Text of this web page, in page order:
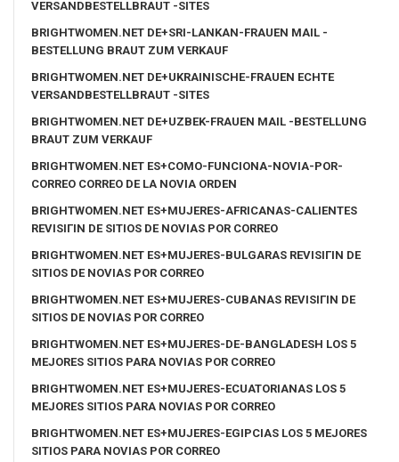
VERSANDBESTELLBRAUT -SITES
BRIGHTWOMEN.NET DE+SRI-LANKAN-FRAUEN MAIL -
BESTELLUNG BRAUT ZUM VERKAUF
BRIGHTWOMEN.NET DE+UKRAINISCHE-FRAUEN ECHTE
VERSANDBESTELLBRAUT -SITES
BRIGHTWOMEN.NET DE+UZBEK-FRAUEN MAIL -BESTELLUNG
BRAUT ZUM VERKAUF
BRIGHTWOMEN.NET ES+COMO-FUNCIONA-NOVIA-POR-
CORREO CORREO DE LA NOVIA ORDEN
BRIGHTWOMEN.NET ES+MUJERES-AFRICANAS-CALIENTES
REVISIГІN DE SITIOS DE NOVIAS POR CORREO
BRIGHTWOMEN.NET ES+MUJERES-BULGARAS REVISIГІN DE
SITIOS DE NOVIAS POR CORREO
BRIGHTWOMEN.NET ES+MUJERES-CUBANAS REVISIГІN DE
SITIOS DE NOVIAS POR CORREO
BRIGHTWOMEN.NET ES+MUJERES-DE-BANGLADESH LOS 5
MEJORES SITIOS PARA NOVIAS POR CORREO
BRIGHTWOMEN.NET ES+MUJERES-ECUATORIANAS LOS 5
MEJORES SITIOS PARA NOVIAS POR CORREO
BRIGHTWOMEN.NET ES+MUJERES-EGIPCIAS LOS 5 MEJORES
SITIOS PARA NOVIAS POR CORREO